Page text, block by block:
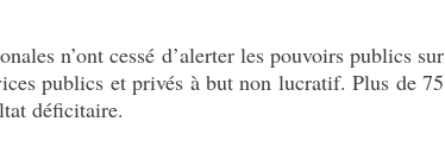
n’ont cessé d’alerter les pouvoirs publics sur
publics et privés à but non lucratif. Plus de 75
déficitaire.